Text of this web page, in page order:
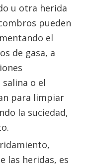
u otra herida
pueden
el
de gasa, a
o el
para limpiar
la suciedad,
las heridas, es